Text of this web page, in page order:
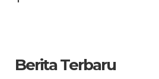
Berita Terbaru